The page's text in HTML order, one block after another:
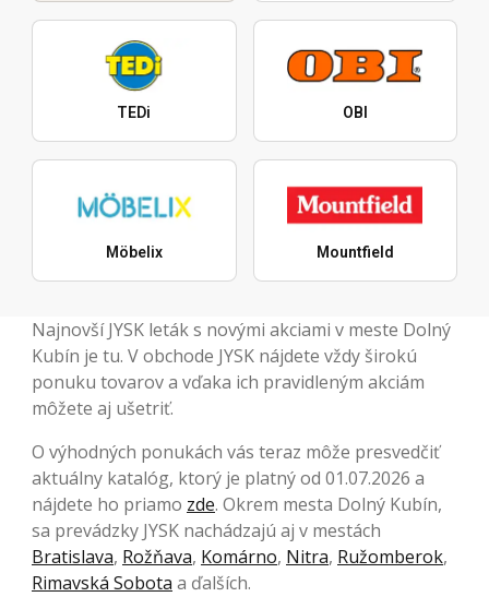
TEDi OBI
Möbelix Mountfield
Najnovší JYSK leták s novými akciami v meste Dolný
Kubín je tu. V obchode JYSK nájdete vždy širokú
ponuku tovarov a vďaka ich pravidleným akciám
môžete aj ušetriť.
O výhodných ponukách vás teraz môže presvedčiť
aktuálny katalóg, ktorý je platný od 01.07.2026 a
nájdete ho priamo zde. Okrem mesta Dolný Kubín,
sa prevádzky JYSK nachádzajú aj v mestách
Bratislava, Rožňava, Komárno, Nitra, Ružomberok,
Rimavská Sobota a ďalších.